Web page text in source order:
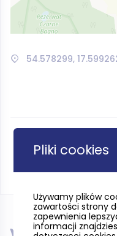
54.578299,
Pliki cookies
Używamy plików
zawartości strony
zapewnienia
informacji